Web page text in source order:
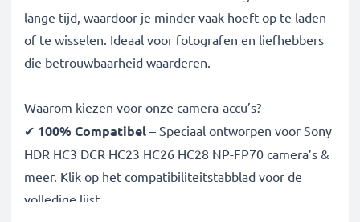
lange tijd, waardoor je minder vaak hoeft op te laden
of te wisselen. Ideaal voor fotografen en liefhebbers
die betrouwbaarheid waarderen.
Waarom kiezen voor onze camera-accu’s?
✔ 100% Compatibel – Speciaal ontworpen voor Sony
HDR HC3 DCR HC23 HC26 HC28 NP-FP70 camera’s &
meer. Klik op het compatibiliteitstabblad voor de
volledige lijst